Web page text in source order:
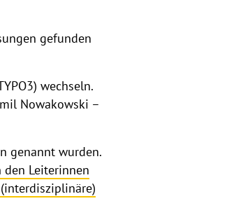
gefunden
wechseln.
Nowakowski –
genannt wurden.
den Leiterinnen